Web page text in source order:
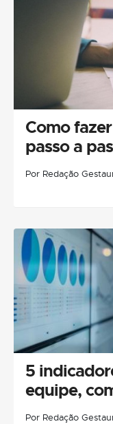
Como
passo a
Por Redação
5
equipe,
Por Redação